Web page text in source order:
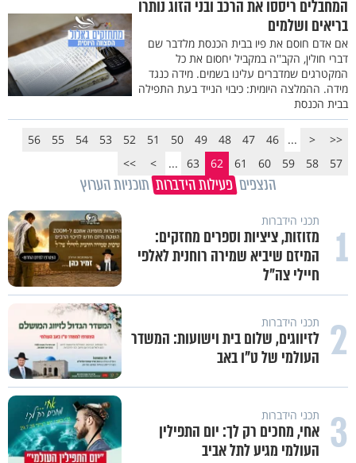
המחבלים ריססו את הרכב ובני הזוג נותרו
בריאים ושלמים
אם אדם חוסם את פיו בבית הכנסת מלדבר שם
דברי חולין, הקב''ה במקביל יחסום את כל
המקטרגים שמדברים עלינו בשמים. מידה כנגד
מידה. ההמלצה היומית: כיבוי הנייד בעת התפילה
בבית הכנסת
<<
<
...
46
47
48
49
50
51
52
53
54
55
56
57
58
59
60
61
62
63
...
>
>>
הנצפים פעילות הידברות תוכניות הערוץ
1 תכני הידברות
מזוזות, ציציות וספרים מחזקים:
המיזם שיביא שמירה רוחנית לאלפי
חיילי צה"ל
2 תכני הידברות
לזיווגים, שלום בית וישועות: המשדר
העולמי של ט"ו באב
3 תכני הידברות
אחי, מחכים רק לך: יום התפילין
העולמי מגיע לתל אביב